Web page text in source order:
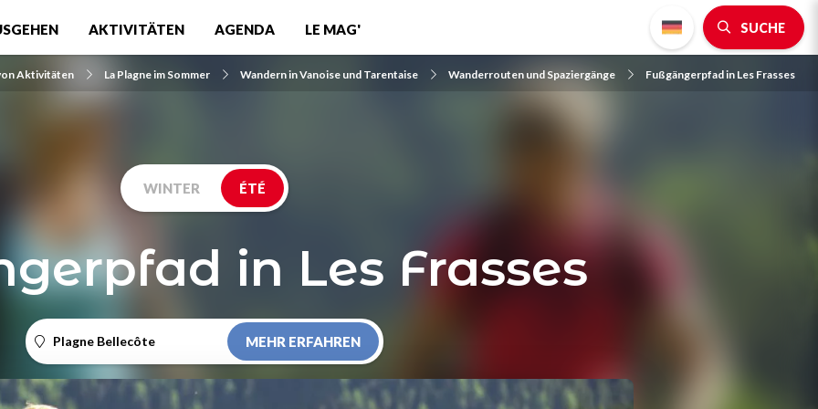
AKTIVITÄTEN AGENDA LE MAG' SUCHE
Aktivitäten La Plagne im Sommer Wandern in Vanoise und Tarentaise Wanderrouten und Spaziergänge Fußgängerpfad in Les Frasses
WINTER ÉTÉ
in Les Frasses
Plagne Bellecôte MEHR ERFAHREN